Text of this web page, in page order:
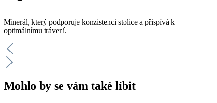
Minerál, který podporuje konzistenci stolice a přispívá k
optimálnímu trávení.
Mohlo by se vám také líbit